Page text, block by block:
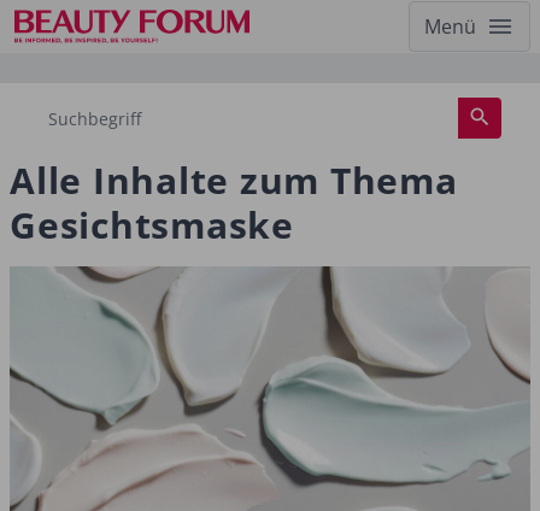
Menü
Alle Inhalte zum Thema
Gesichtsmaske